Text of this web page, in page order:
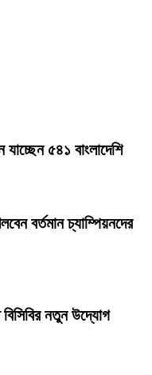
৫৪১ বাংলাদেশি
বর্তমান চ্যাম্পিয়নদের
বিসিবির নতুন উদ্যোগ